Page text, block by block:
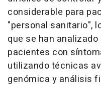
considerable para
"personal sanitario",
que se han
pacientes con
utilizando técnicas
genómica y análisis